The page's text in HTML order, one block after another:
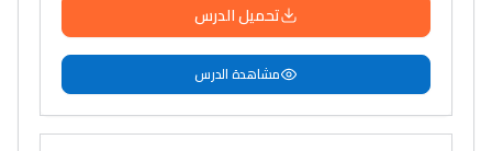
تحميل الدرس
مشاهدة الدرس